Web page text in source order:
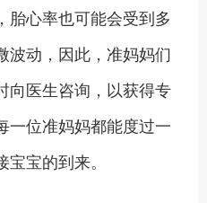
胎心率也可能会受到多
波动，因此，准妈妈们
向医生咨询，以获得专
一位准妈妈都能度过一
宝的到来。